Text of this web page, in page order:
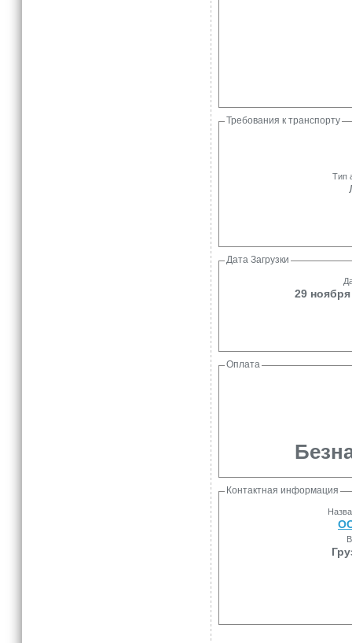
Требования к транспорту
Тип
Дата Загрузки
29
Оплата
Контактная информация